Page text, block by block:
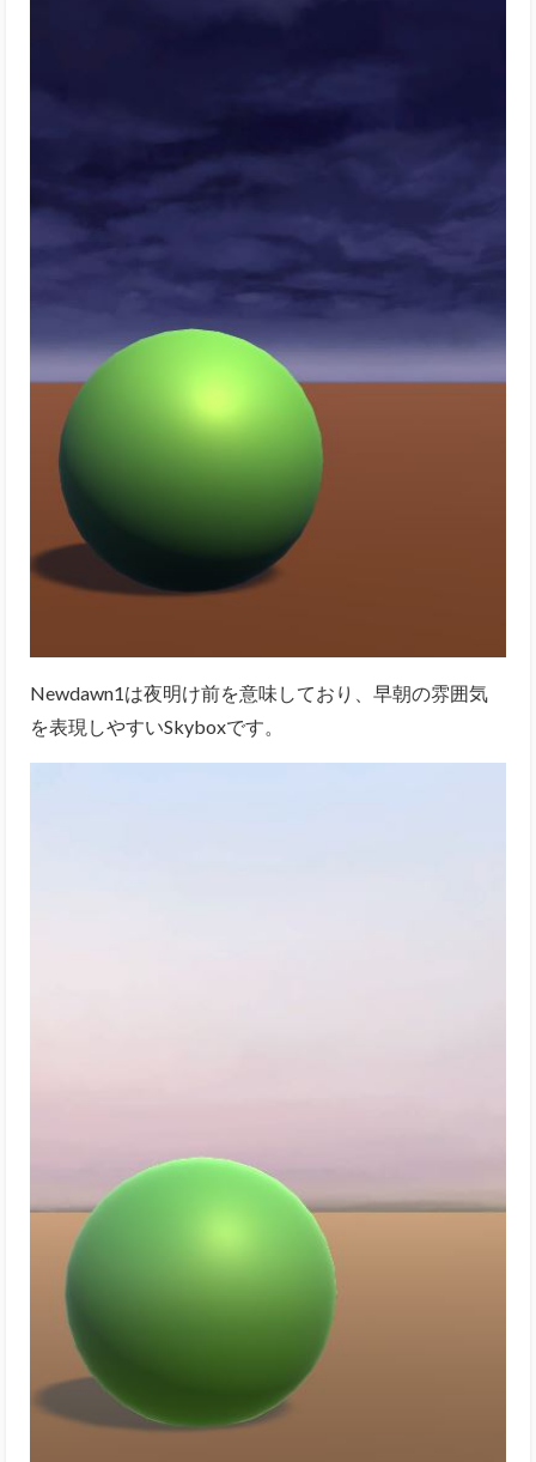
Newdawn1は夜明け前を意味しており、早朝の雰囲気
を表現しやすいSkyboxです。